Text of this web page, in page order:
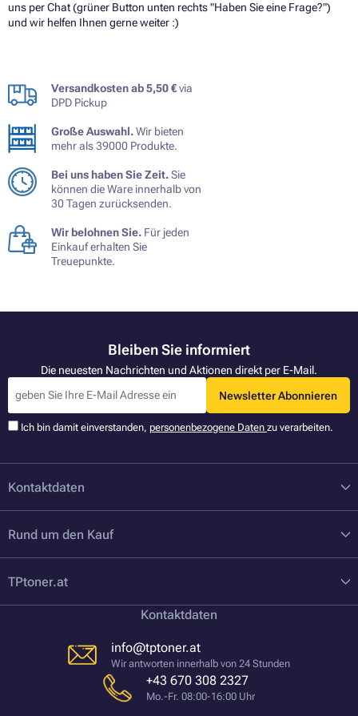
uns per Chat (grüner Button unten rechts "Haben Sie eine Frage?")
und wir helfen Ihnen gerne weiter :)
Versandkosten ab 5,50 €via
DPD Pickup
Große Auswahl.Wir bieten
mehr als 39000 Produkte.
Bei uns haben Sie Zeit.Sie
können die Ware innerhalb von
30 Tagen zurücksenden.
Wir belohnen Sie. Für jeden
Einkauf erhalten Sie
Treuepunkte.
Bleiben Sie informiert
Die neuesten Nachrichten und Aktionen direkt per E-Mail.
Newsletter Abonnieren
Ich bin damit einverstanden, personenbezogene Daten zu verarbeiten.
Kontaktdaten
Rund um den Kauf
TPtoner.at
Kontaktdaten
info@tptoner.at
Wir antworten innerhalb von 24 Stunden
+43 670 308 2327
Mo.-Fr. 08:00-16:00 Uhr